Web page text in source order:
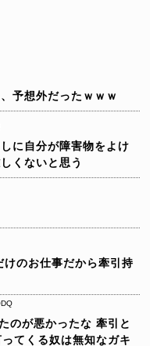
予想外だったｗｗｗ
に自分が障害物をよけ
くないと思う
のお仕事だから牽引持
のが悪かったな 牽引と
てくる奴は無知なガキ